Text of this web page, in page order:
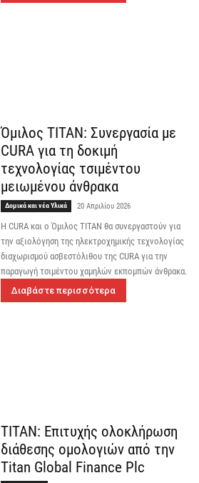
Όμιλος ΤΙΤΑΝ: Συνεργασία με
CURA για τη δοκιμή
τεχνολογίας τσιμέντου
μειωμένου άνθρακα
Δομικά και νέα Υλικά 20 Απριλίου 2026
Η CURA και ο Όμιλος TITAN θα συνεργαστούν για
την αξιολόγηση της ηλεκτροχημικής τεχνολογίας
διαχωρισμού ασβεστόλιθου της CURA για την
παραγωγή τσιμέντου χαμηλών εκπομπών άνθρακα.
Διαβάστε περισσότερα
ΤΙΤΑΝ: Επιτυχής ολοκλήρωση
διάθεσης ομολογιών από την
Titan Global Finance Plc